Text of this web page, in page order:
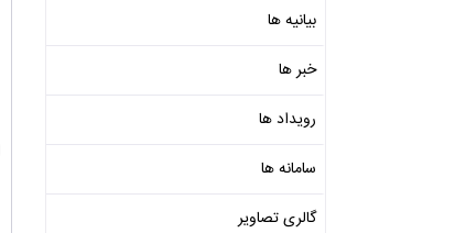
بیانیه ها
خبر ها
رویداد ها
سامانه ها
گالری تصاویر